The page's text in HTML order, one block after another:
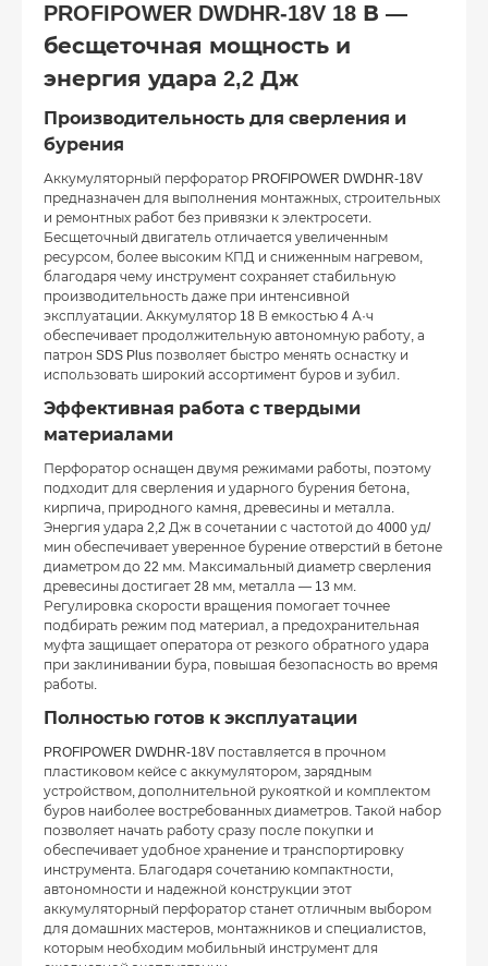
PROFIPOWER DWDHR-18V 18 В —
бесщеточная мощность и
энергия удара 2,2 Дж
Производительность для сверления и
бурения
Аккумуляторный перфоратор PROFIPOWER DWDHR-18V
предназначен для выполнения монтажных, строительных
и ремонтных работ без привязки к электросети.
Бесщеточный двигатель отличается увеличенным
ресурсом, более высоким КПД и сниженным нагревом,
благодаря чему инструмент сохраняет стабильную
производительность даже при интенсивной
эксплуатации. Аккумулятор 18 В емкостью 4 А·ч
обеспечивает продолжительную автономную работу, а
патрон SDS Plus позволяет быстро менять оснастку и
использовать широкий ассортимент буров и зубил.
Эффективная работа с твердыми
материалами
Перфоратор оснащен двумя режимами работы, поэтому
подходит для сверления и ударного бурения бетона,
кирпича, природного камня, древесины и металла.
Энергия удара 2,2 Дж в сочетании с частотой до 4000 уд/
мин обеспечивает уверенное бурение отверстий в бетоне
диаметром до 22 мм. Максимальный диаметр сверления
древесины достигает 28 мм, металла — 13 мм.
Регулировка скорости вращения помогает точнее
подбирать режим под материал, а предохранительная
муфта защищает оператора от резкого обратного удара
при заклинивании бура, повышая безопасность во время
работы.
Полностью готов к эксплуатации
PROFIPOWER DWDHR-18V поставляется в прочном
пластиковом кейсе с аккумулятором, зарядным
устройством, дополнительной рукояткой и комплектом
буров наиболее востребованных диаметров. Такой набор
позволяет начать работу сразу после покупки и
обеспечивает удобное хранение и транспортировку
инструмента. Благодаря сочетанию компактности,
автономности и надежной конструкции этот
аккумуляторный перфоратор станет отличным выбором
для домашних мастеров, монтажников и специалистов,
которым необходим мобильный инструмент для